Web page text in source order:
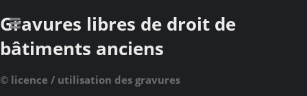
Gravures libres de droit de
bâtiments anciens
© licence / utilisation des gravures